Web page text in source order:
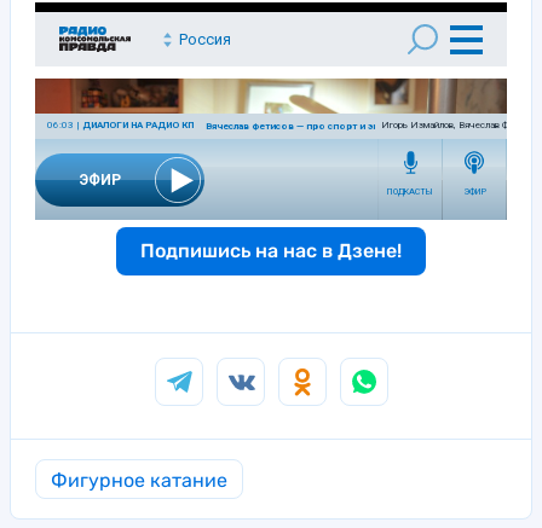
Подпишись на нас в Дзене!
Фигурное катание